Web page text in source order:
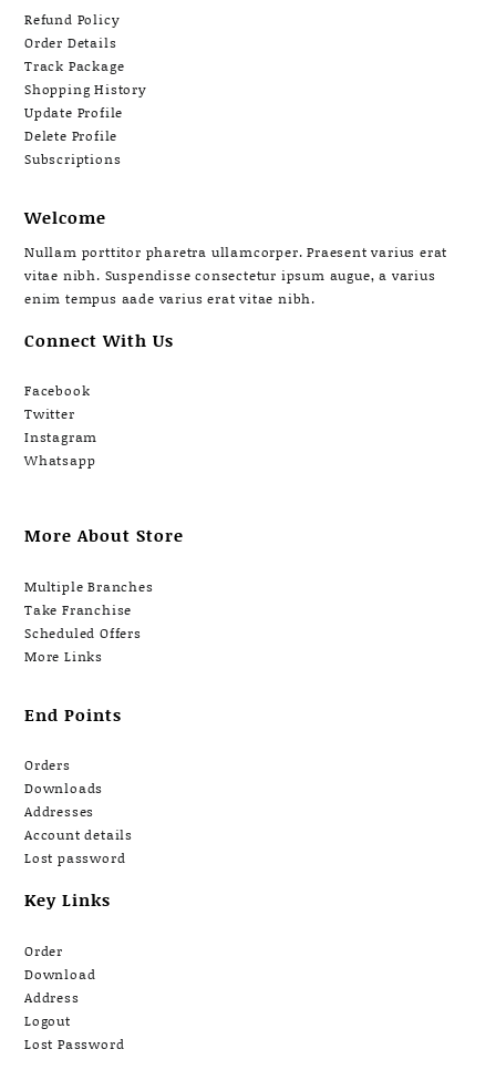
Refund Policy
Order Details
Track Package
Shopping History
Update Profile
Delete Profile
Subscriptions
Welcome
Nullam porttitor pharetra ullamcorper. Praesent varius erat
vitae nibh. Suspendisse consectetur ipsum augue, a varius
enim tempus aade varius erat vitae nibh.
Connect With Us
Facebook
Twitter
Instagram
Whatsapp
More About Store
Multiple Branches
Take Franchise
Scheduled Offers
More Links
End Points
Orders
Downloads
Addresses
Account details
Lost password
Key Links
Order
Download
Address
Logout
Lost Password